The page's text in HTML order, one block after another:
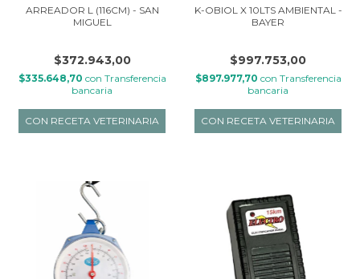
ARREADOR L (116CM) - SAN
MIGUEL
$372.943,00
$335.648,70 con Transferencia
bancaria
K-OBIOL X 10LTS AMBIENTAL -
BAYER
$997.753,00
$897.977,70 con Transferencia
bancaria